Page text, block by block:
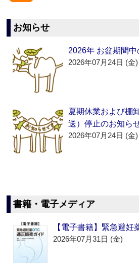
お知らせ
2026年 お盆期間
2026年07月24日 (金)
夏期休業および棚
送）停止のお知ら
2026年07月24日 (金)
書籍・電子メディア
【電子書籍】緊急避妊
2026年07月31日 (金)